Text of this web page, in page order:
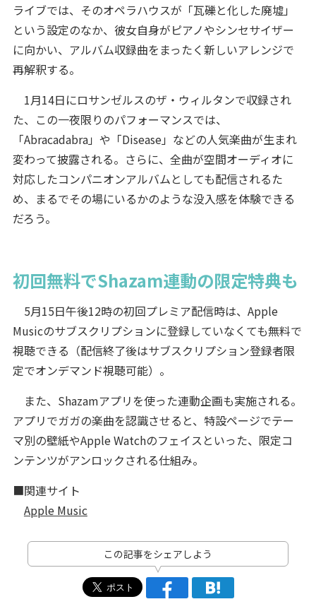
ライブでは、そのオペラハウスが「瓦礫と化した廃墟」
という設定のなか、彼女自身がピアノやシンセサイザー
に向かい、アルバム収録曲をまったく新しいアレンジで
再解釈する。
1月14日にロサンゼルスのザ・ウィルタンで収録され
た、この一夜限りのパフォーマンスでは、
「Abracadabra」や「Disease」などの人気楽曲が生まれ
変わって披露される。さらに、全曲が空間オーディオに
対応したコンパニオンアルバムとしても配信されるた
め、まるでその場にいるかのような没入感を体験できる
だろう。
初回無料でShazam連動の限定特典も
5月15日午後12時の初回プレミア配信時は、Apple
Musicのサブスクリプションに登録していなくても無料で
視聴できる（配信終了後はサブスクリプション登録者限
定でオンデマンド視聴可能）。
また、Shazamアプリを使った連動企画も実施される。
アプリでガガの楽曲を認識させると、特設ページでテー
マ別の壁紙やApple Watchのフェイスといった、限定コ
ンテンツがアンロックされる仕組み。
■関連サイト
Apple Music
この記事をシェアしよう